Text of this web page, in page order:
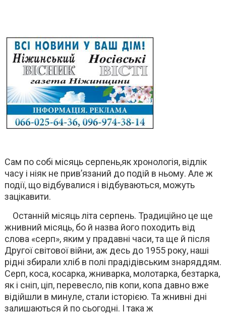
Сам по собі місяць серпень,як хронологія, відлік
часу і ніяк не прив’язаний до подій в ньому. Але ж
події, що відбувалися і відбуваються, можуть
зацікавити.
Останній місяць літа серпень. Традиційно це ще
жнивний місяць, бо й назва його походить від
слова «серп», яким у прадавні часи, та ще й після
Другої світової війни, аж десь до 1955 року, наші
рідні збирали хліб в полі прадідівським знаряддям.
Серп, коса, косарка, жниварка, молотарка, безтарка,
як і сніп, ціп, перевесло, пів копи, копа давно вже
відійшли в минуле, стали історією. Та жнивні дні
залишаються й по сьогодні. І така ж